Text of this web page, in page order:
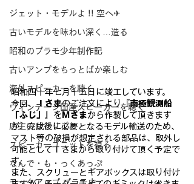
ジェット・モデルよ !! 空へ✈
古いモデルを味わい深く…造る
昭和のプラモ少年制作記
古いアンプをちっとばか楽しむ
海外スピーカーを聴く
ヴィンテージ国産スピーカーを聴く
店主のひとりごと
スピーカーユニットを視る
なんで・も・っくあっぷ
モックアップ プラモ史
昭和四十年七月十五日に竣工しています。
今回、 Ｉさまのご注文により『南極観測船
「ふじ」』 を Ｍさまから作製して頂きます
が、完成後に必要となるモデル輸送のため、
マスト等の破損が想定される部品は、取外し
可能としてＩさまから取り付けて頂く予定で
す。
また、スクリューとギアボックスは取り付け